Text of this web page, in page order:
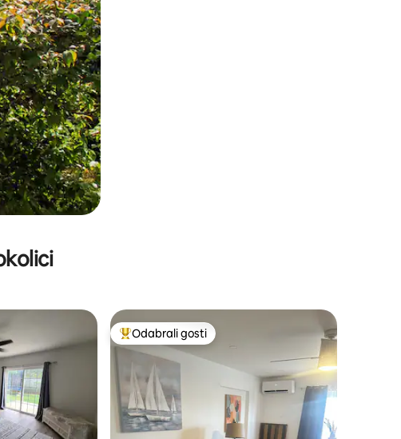
s oznakom „Odabrali gosti”Među najviše rangiranima s oznakom „Odabrali gosti”
Odabrali gosti